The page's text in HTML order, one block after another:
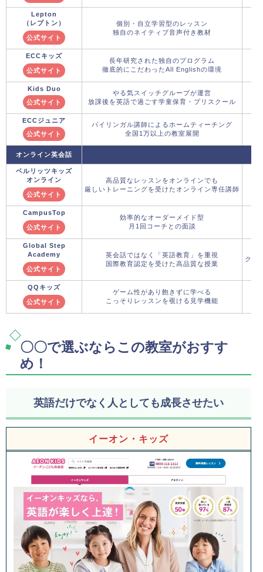
Lepton
（レプトン）
公式サイト
個別・自立学習型のレッスン
独自のネイティブ音声付き教材
ECCキッズ
公式サイト
長年研究された独自のプログラム
徹底的にこだわったAll Englishの環境
Kids Duo
公式サイト
やる気スイッチグループが運営
放課後を英語で過ごす学童保育・プリスクール
ECCジュニア
公式サイト
バイリンガル講師によるホームティーチング
全国1万以上の教室展開
オンライン英会話
ベルリッツキッズ
オンライン
公式サイト
高品質なレッスンをオンラインでも
厳しいトレーニングを受けたオンライン専任講師
CampusTop
公式サイト
効率的なオーダーメイド型
月1回コーチとの面談
Global Step
Academy
公式サイト
英会話ではなく「英語教育」を重視
国際教育認定を受けた高品質な授業
クー
QQキッズ
公式サイト
ゲーム性があり飽きずに学べる
こっそりレッスンを覗ける見学機能
〇〇で選ぶならこの教室がおすす
め！
英語だけでなく人としても成長させたい
イーオン・キッズ